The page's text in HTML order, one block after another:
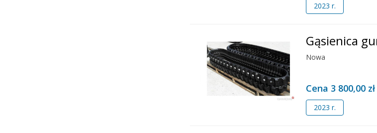
2023 r.
Gąsienica
Nowa
Cena 3 800,00 zł
2023 r.